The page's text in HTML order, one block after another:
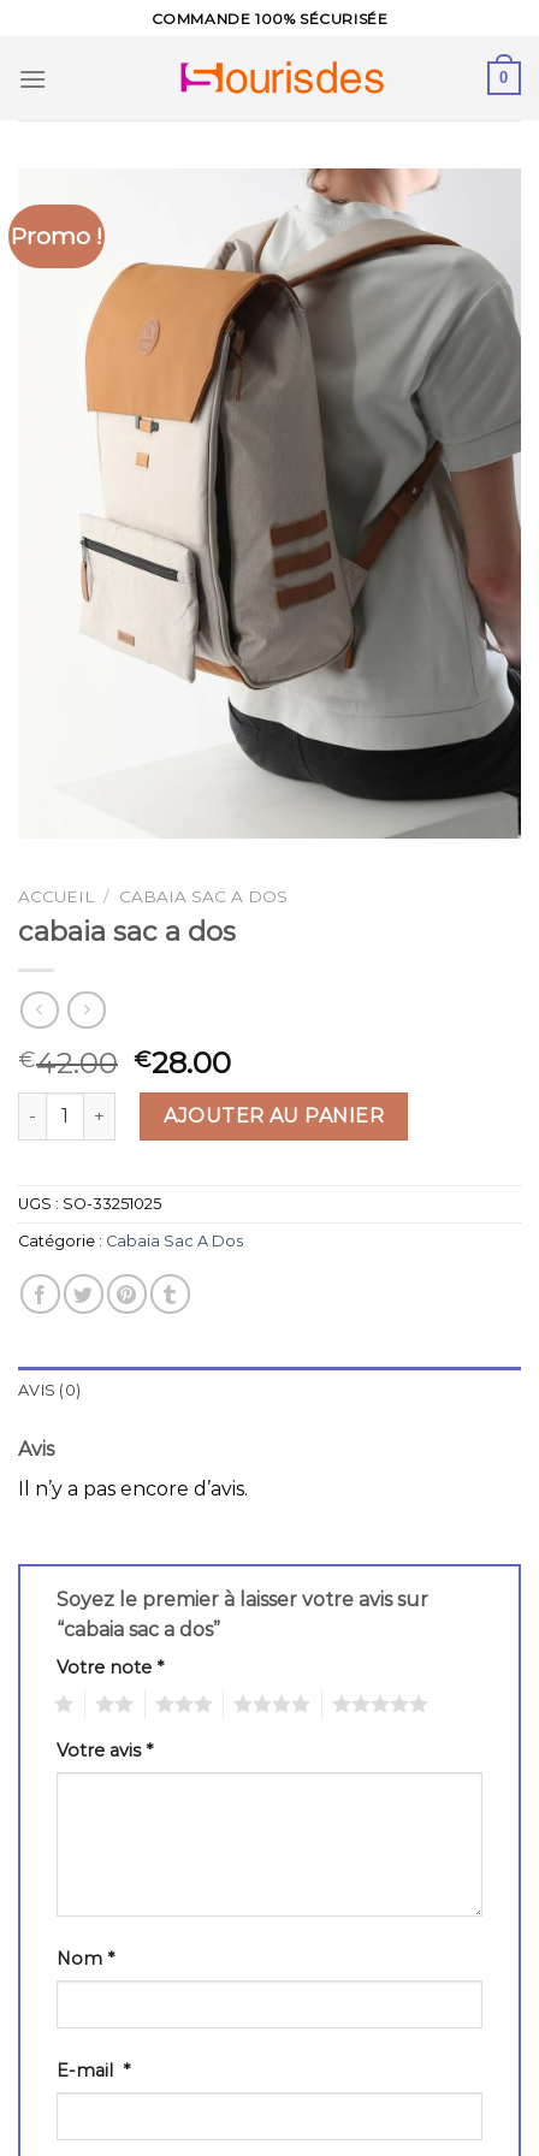
content
COMMANDE 100% SÉCURISÉE
0
Promo !
ACCUEIL / CABAIA SAC A DOS
cabaia sac a dos
€42.00 €28.00
quantité de cabaia sac a dosAJOUTER AU PANIER
UGS : SO-33251025
Catégorie : Cabaia Sac A Dos
AVIS (0)
Avis
Il n’y a pas encore d’avis.
Soyez le premier à laisser votre avis sur
“cabaia sac a dos”
Votre note *
Votre avis*
Nom *
E-mail *